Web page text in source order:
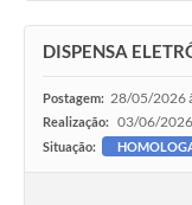
DISPENSA
Postagem: 28/05/2026
Realização: 03/06/
Situação: